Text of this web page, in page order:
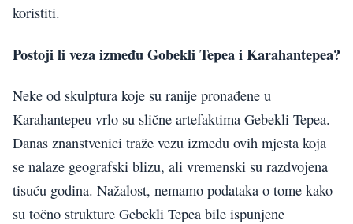
koristiti.
Postoji li veza između Gobekli Tepea i Karahantepea?
Neke od skulptura koje su ranije pronađene u
Karahantepeu vrlo su slične artefaktima Gebekli Tepea.
Danas znanstvenici traže vezu između ovih mjesta koja
se nalaze geografski blizu, ali vremenski su razdvojena
tisuću godina. Nažalost, nemamo podataka o tome kako
su točno strukture Gebekli Tepea bile ispunjene